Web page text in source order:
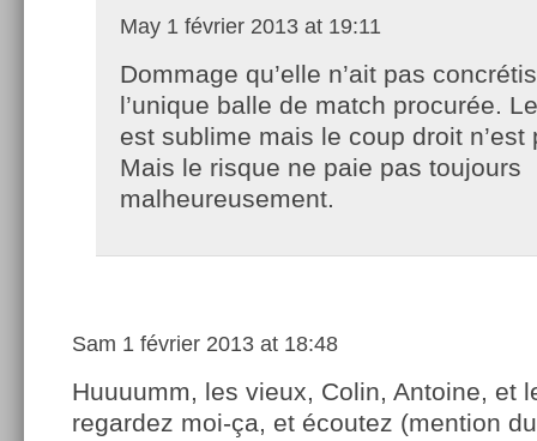
May 1 février 2013 at 19:11
Dommage qu’elle n’ait pas
l’unique balle de match procurée.
est sublime mais le coup droit n’est
Mais le risque ne paie pas toujours
malheureusement.
Sam 1 février 2013 at 18:48
Huuuumm, les vieux, Colin, Antoine, et
regardez moi-ça, et écoutez (mention